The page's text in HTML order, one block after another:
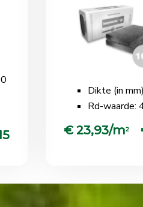
Dikte (in
Rd-waarde:
€ 23,93/m2